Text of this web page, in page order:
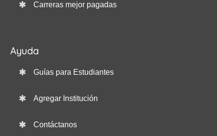
Carreras mejor pagadas
Ayuda
Guías para Estudiantes
Agregar Institución
Contáctanos